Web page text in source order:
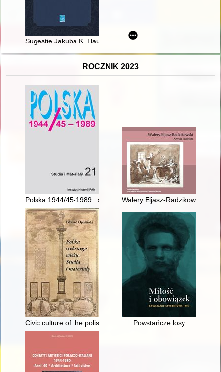
Sugestie Jakuba K. Haura w sprawie zawartości bibliotek
ROCZNIK 2023
Polska 1944/45-1989 : studia i materiały. T. 21 (2023)
Walery Eljasz-Radzikowski :
Civic culture of the polish nobility in the 16th and early 17th
Powstańcze losy